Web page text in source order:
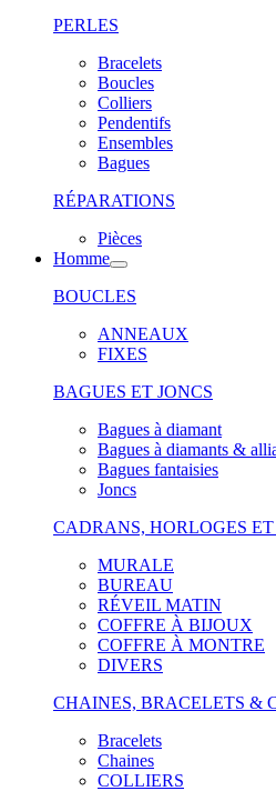
PERLES
Bracelets
Boucles
Colliers
Pendentifs
Ensembles
Bagues
RÉPARATIONS
Pièces
Homme
BOUCLES
ANNEAUX
FIXES
BAGUES ET JONCS
Bagues à diamant
Bagues à diamants &
Bagues fantaisies
Joncs
CADRANS, HORLOGES ET
MURALE
BUREAU
RÉVEIL MATIN
COFFRE À BIJOUX
COFFRE À MONTRE
DIVERS
CHAINES, BRACELETS &
Bracelets
Chaines
COLLIERS